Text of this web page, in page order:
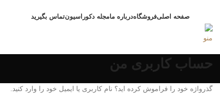
صفحه اصلیفروشگاهدرباره مامجله دکوراسیونتماس بگیرید
منو
حساب کاربری من
گذرواژه خود را فراموش کرده اید؟ نام کاربری یا ایمیل خود را وارد کنید.